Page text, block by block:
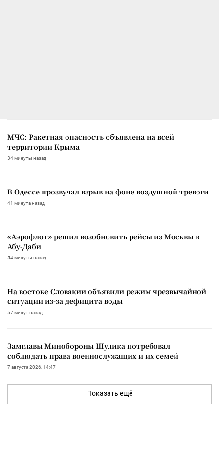
МЧС: Ракетная опасность объявлена на всей
территории Крыма
34 минуты назад
В Одессе прозвучал взрыв на фоне воздушной тревоги
41 минута назад
«Аэрофлот» решил возобновить рейсы из Москвы в
Абу-Даби
54 минуты назад
На востоке Словакии объявили режим чрезвычайной
ситуации из-за дефицита воды
57 минут назад
Замглавы Минобороны Шулика потребовал
соблюдать права военнослужащих и их семей
7 августа 2026, 14:47
Показать ещё